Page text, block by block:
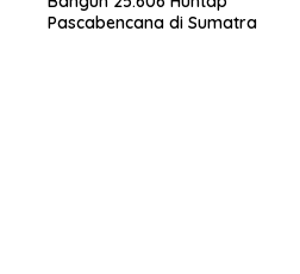
Pascabencana di Sumatra